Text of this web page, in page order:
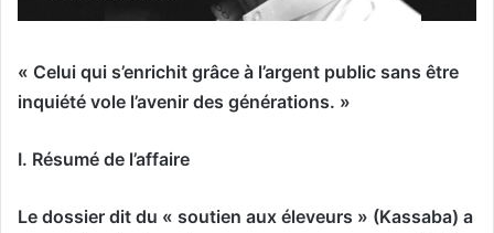
« Celui qui s’enrichit grâce à l’argent public sans être
inquiété vole l’avenir des générations. »
I. Résumé de l’affaire
Le dossier dit du « soutien aux éleveurs » (Kassaba) a